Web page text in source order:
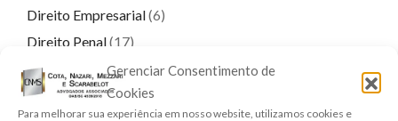
Gerenciar Consentimento de
Cookies
Para melhorar sua experiência em nosso website, utilizamos cookies e
Direito Empresarial(6)
Direito Penal(17)
Direito Previdenciário(9)
Direitos Real e Imobiliário